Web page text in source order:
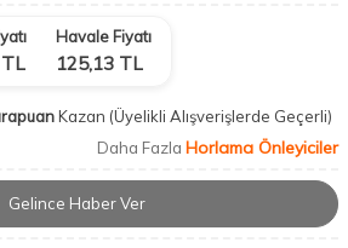
TL
Havale Fiyatı
125,13 TL
Kazan (Üyelikli Alışverişlerde Geçerli)
Daha Fazla Horlama Önleyiciler
Gelince Haber Ver